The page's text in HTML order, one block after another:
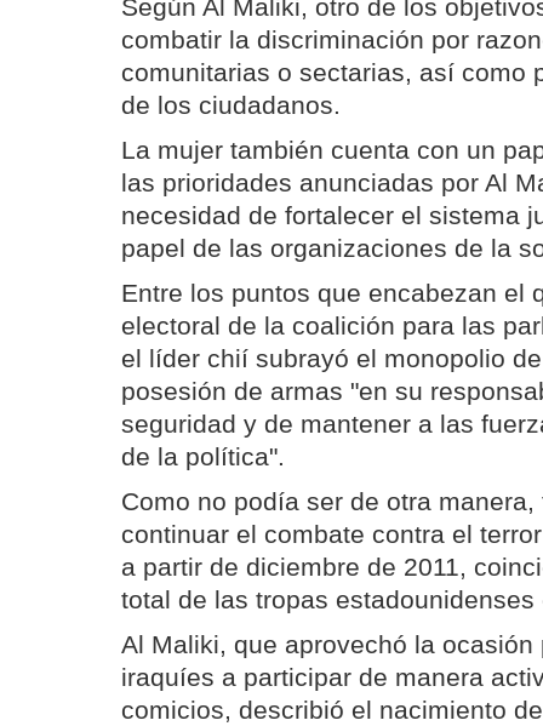
Según Al Maliki, otro de los
combatir la discriminación por
comunitarias o sectarias, así como
de los ciudadanos.
La mujer también cuenta con un
las prioridades anunciadas por Al
necesidad de fortalecer el sistema
papel de las organizaciones de la
Entre los puntos que encabezan el
electoral de la coalición para las
el líder chií subrayó el monopolio
posesión de armas "en su
seguridad y de mantener a las
de la política".
Como no podía ser de otra
continuar el combate contra el
a partir de diciembre de 2011,
total de las tropas estadounidenses
Al Maliki, que aprovechó la ocasión
iraquíes a participar de manera
comicios, describió el nacimiento